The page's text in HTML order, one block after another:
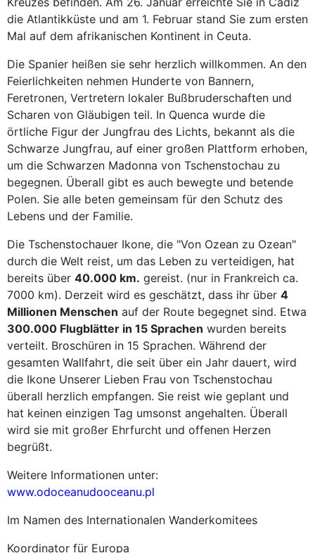
die Atlantikküste und am 1. Februar stand Sie zum ersten
Mal auf dem afrikanischen Kontinent in Ceuta.
Die Spanier heißen sie sehr herzlich willkommen. An den
Feierlichkeiten nehmen Hunderte von Bannern,
Feretronen, Vertretern lokaler Bußbruderschaften und
Scharen von Gläubigen teil. In Quenca wurde die
örtliche Figur der Jungfrau des Lichts, bekannt als die
Schwarze Jungfrau, auf einer großen Plattform erhoben,
um die Schwarzen Madonna von Tschenstochau zu
begegnen. Überall gibt es auch bewegte und betende
Polen. Sie alle beten gemeinsam für den Schutz des
Lebens und der Familie.
Die Tschenstochauer Ikone, die "Von Ozean zu Ozean"
durch die Welt reist, um das Leben zu verteidigen, hat
bereits über 40.000 km. gereist. (nur in Frankreich ca.
7000 km). Derzeit wird es geschätzt, dass ihr über 4
Millionen Menschen auf der Route begegnet sind. Etwa
300.000 Flugblätter in 15 Sprachen wurden bereits
verteilt. Broschüren in 15 Sprachen. Während der
gesamten Wallfahrt, die seit über ein Jahr dauert, wird
die Ikone Unserer Lieben Frau von Tschenstochau
überall herzlich empfangen. Sie reist wie geplant und
hat keinen einzigen Tag umsonst angehalten. Überall
wird sie mit großer Ehrfurcht und offenen Herzen
begrüßt.
Weitere Informationen unter:
www.odoceanudooceanu.pl
Im Namen des Internationalen Wanderkomitees
Koordinator für Europa